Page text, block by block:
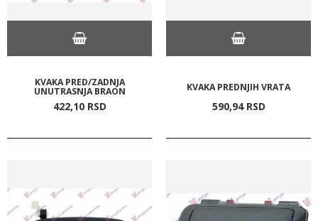
KVAKA PRED/ZADNJA
UNUTRASNJA BRAON
422,10 RSD
KVAKA PREDNJIH VRATA
590,94 RSD